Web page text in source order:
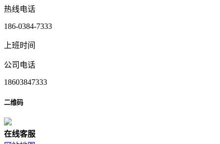
热线电话
186-0384-7333
上班时间
公司电话
18603847333
二维码
在线客服